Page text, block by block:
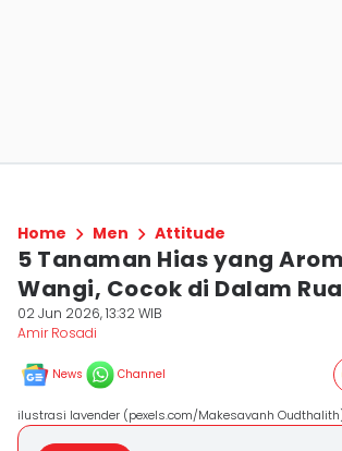
Home Men Attitude
5 Tanaman Hias yang
Wangi, Cocok di Dalam
02 Jun 2026, 13:32 WIB
Amir Rosadi
News Channel
ilustrasi lavender (pexels.com/Makesavanh